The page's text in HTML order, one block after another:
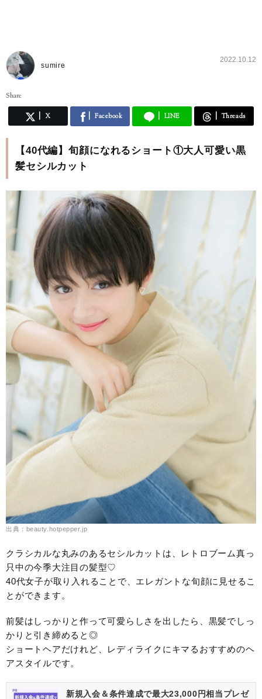
sumire
2022.10.12
Share
X Facebook LINE Threads
【40代編】旬顔になれるショート①大人可愛い黒
髪セシルカット
出典：beauty.hotpepper.jp
クラシカルな丸みのあるセシルカットは、レトロブーム真っ
只中の今季大注目の髪型♡
40代女子が取り入れることで、エレガントな旬顔に見せるこ
とができます。
前髪はしっかりと作って可愛らしさを出したら、黒髪でしっ
かりと引き締めると◎
ショートヘアだけれど、レディライクにキマるおすすめのヘ
アスタイルです。
新規入会＆条件達成で最大23,000円相当プレゼ